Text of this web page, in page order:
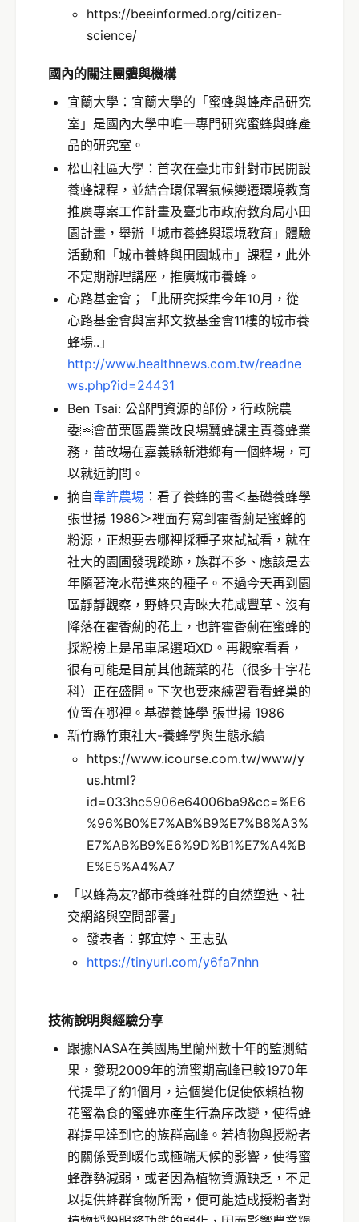
https://beeinformed.org/citizen-
science/
國內的關注團體與機構
宜蘭大學：宜蘭大學的「蜜蜂與蜂產品研究
室」是國內大學中唯一專門研究蜜蜂與蜂產
品的研究室。
松山社區大學：首次在臺北市針對市民開設
養蜂課程，並結合環保署氣候變遷環境教育
推廣專案工作計畫及臺北市政府教育局小田
園計畫，舉辦「城市養蜂與環境教育」體驗
活動和「城市養蜂與田園城市」課程，此外
不定期辦理講座，推廣城市養蜂。
心路基金會；「此研究採集今年10月，從
心路基金會與富邦文教基金會11樓的城市養
蜂場..」
http://www.healthnews.com.tw/readne
ws.php?id=24431
Ben Tsai: 公部門資源的部份，行政院農
委會苗栗區農業改良場蠶蜂課主責養蜂業
務，苗改場在嘉義縣新港鄉有一個蜂場，可
以就近詢問。
摘自韋許農場 ：看了養蜂的書＜基礎養蜂學
張世揚 1986＞裡面有寫到霍香薊是蜜蜂的
粉源，正想要去哪裡採種子來試試看，就在
社大的園圃發現蹤跡，族群不多、應該是去
年隨著淹水帶進來的種子。不過今天再到園
區靜靜觀察，野蜂只青睞大花咸豐草、沒有
降落在霍香薊的花上，也許霍香薊在蜜蜂的
採粉榜上是吊車尾選項XD。再觀察看看，
很有可能是目前其他蔬菜的花（很多十字花
科）正在盛開。下次也要來練習看看蜂巢的
位置在哪裡。基礎養蜂學 張世揚 1986
新竹縣竹東社大-養蜂學與生態永續
https://www.icourse.com.tw/www/y
us.html?
id=033hc5906e64006ba9&cc=%E6
%96%B0%E7%AB%B9%E7%B8%A3%
E7%AB%B9%E6%9D%B1%E7%A4%B
E%E5%A4%A7
「以蜂為友?都市養蜂社群的自然塑造、社
交網絡與空間部署」
發表者：郭宜婷、王志弘
https://tinyurl.com/y6fa7nhn
技術說明與經驗分享
跟據NASA在美國馬里蘭州數十年的監測結
果，發現2009年的流蜜期高峰已較1970年
代提早了約1個月，這個變化促使依賴植物
花蜜為食的蜜蜂亦產生行為序改變，使得蜂
群提早達到它的族群高峰。若植物與授粉者
的關係受到暖化或極端天候的影響，使得蜜
蜂群勢減弱，或者因為植物資源缺乏，不足
以提供蜂群食物所需，便可能造成授粉者對